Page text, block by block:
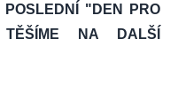
"DEN PRO
NA DALŠÍ